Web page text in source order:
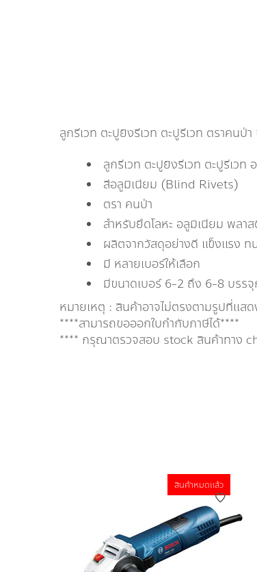
ลูกรีเวท ตะปูยิงรีเวท ตะปูรีเวท ตราค
ลูกรีเวท ตะปูยิงรีเวท ตะปูรีเวท
สีอลูมิเนียม (Blind Rivets)
ตรา คนป่า
สำหรับยึดโลหะ อลูมิเนียม พลา
ผลิตจากวัสดุอย่างดี แข็งแรง ท
มี หลายเบอร์ให้เลือก
มีขนาดเบอร์ 6-2 ถึง 6-8 บรร
หมายเหตุ : สินค้าอาจไม่ตรงตามรูปที่แส
****สามารถขอออกใบกำกับภาษีได้****
**** กรุณาตรวจสอบ stock สินค้าทาง
สินค้าหมดแล้ว